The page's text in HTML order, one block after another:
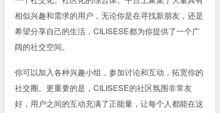
相似兴趣和需求的用户，无论你是在寻找新朋友，还是
希望分享自己的生活，CILISESE都为你提供了一个广
阔的社交空间。
你可以加入各种兴趣小组，参加讨论和互动，拓宽你的
社交圈。更重要的是，CILISESE的社区氛围非常友
好，用户之间的互动充满了正能量，让每个人都能在这